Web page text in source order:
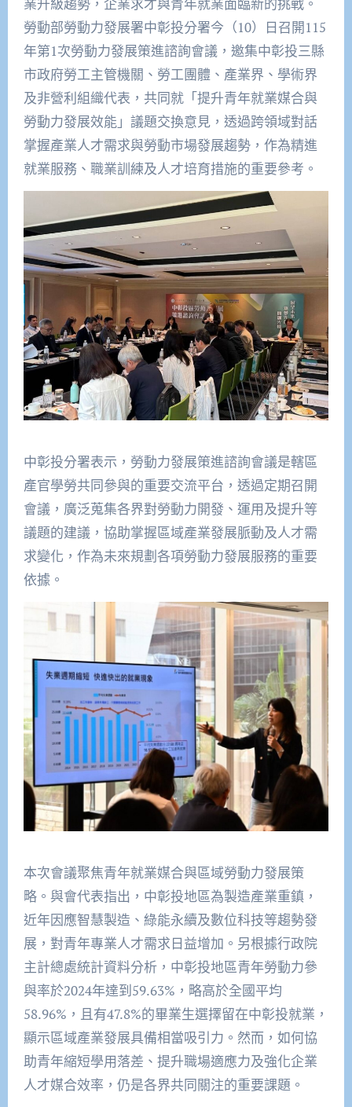
業升級趨勢，企業求才與青年就業面臨新的挑戰。
勞動部勞動力發展署中彰投分署今（10）日召開115
年第1次勞動力發展策進諮詢會議，邀集中彰投三縣
市政府勞工主管機關、勞工團體、產業界、學術界
及非營利組織代表，共同就「提升青年就業媒合與
勞動力發展效能」議題交換意見，透過跨領域對話
掌握產業人才需求與勞動市場發展趨勢，作為精進
就業服務、職業訓練及人才培育措施的重要參考。
中彰投分署表示，勞動力發展策進諮詢會議是轄區
產官學勞共同參與的重要交流平台，透過定期召開
會議，廣泛蒐集各界對勞動力開發、運用及提升等
議題的建議，協助掌握區域產業發展脈動及人才需
求變化，作為未來規劃各項勞動力發展服務的重要
依據。
本次會議聚焦青年就業媒合與區域勞動力發展策
略。與會代表指出，中彰投地區為製造產業重鎮，
近年因應智慧製造、綠能永續及數位科技等趨勢發
展，對青年專業人才需求日益增加。另根據行政院
主計總處統計資料分析，中彰投地區青年勞動力參
與率於2024年達到59.63%，略高於全國平均
58.96%，且有47.8%的畢業生選擇留在中彰投就業，
顯示區域產業發展具備相當吸引力。然而，如何協
助青年縮短學用落差、提升職場適應力及強化企業
人才媒合效率，仍是各界共同關注的重要課題。